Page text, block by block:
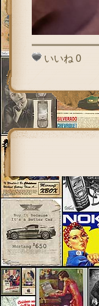
いいね0